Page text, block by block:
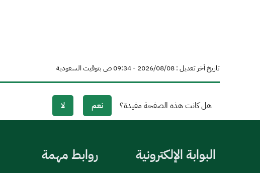
تاريخ أخر تعديل : 08‏/08‏/2026 - 09:34 ص بتوقيت السعودية
هل كانت هذه الصفحة مفيدة؟ نعم لا
البوابة الإلكترونية روابط مهمة